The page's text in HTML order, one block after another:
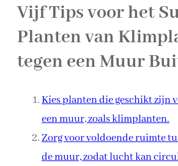
Vijf Tips voor het
Planten van
tegen een Muur
Kies planten die geschikt zijn
een muur, zoals klimplanten.
Zorg voor voldoende ruimte
de muur, zodat lucht kan